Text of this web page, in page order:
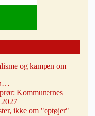
og kampen om
Kommunernes
2027
ikke om "optøjer"